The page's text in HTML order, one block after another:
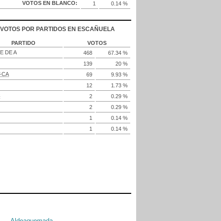
VOTOS EN BLANCO:
1 0.14 %
VOTOS POR PARTIDOS EN ESCAÑUELA
PARTIDO
VOTOS
DE A
468
67.34 %
139
20 %
CA
69
9.93 %
12
1.73 %
2
0.29 %
2
0.29 %
1
0.14 %
1 0.14 %